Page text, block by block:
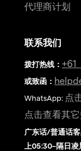
代理商计划
联系我们
拨打热线 ： +61
或致函：
WhatsApp: 点
点击查看其
广东话/普通话
上05:30–隔日